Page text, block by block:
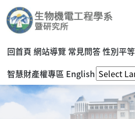
回首頁 網站導覽 常見問答性別平等
智慧財產權專區 English